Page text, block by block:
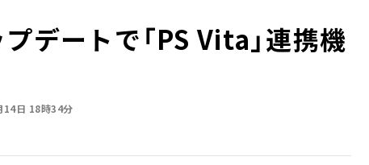
デートで「PS Vita」連携機
14日 18時34分